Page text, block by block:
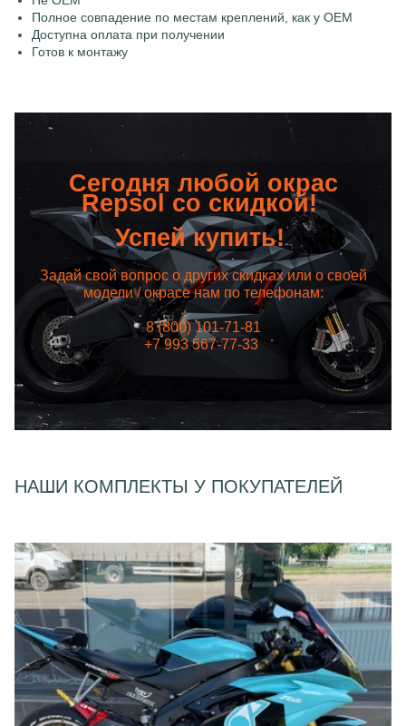
Полное совпадение по местам креплений, как у OEM
Доступна оплата при получении
Готов к монтажу
Сегодня любой окрас
Repsol со скидкой!
Успей купить!
Задай свой вопрос о других скидках или о своей
модели / окрасе нам по телефонам:
8 (800) 101-71-81
+7 993 567-77-33
НАШИ КОМПЛЕКТЫ У ПОКУПАТЕЛЕЙ